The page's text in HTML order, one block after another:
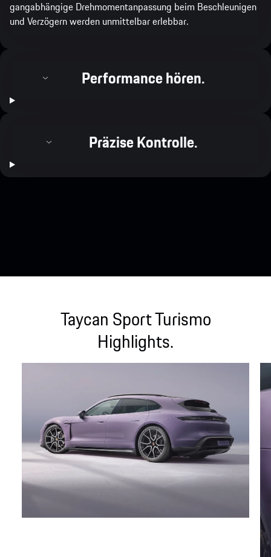
gangabhängige Drehmomentanpassung beim Beschleunigen
und Verzögern werden unmittelbar erlebbar.
Performance hören.
Präzise Kontrolle.
Taycan Sport Turismo
Highlights.